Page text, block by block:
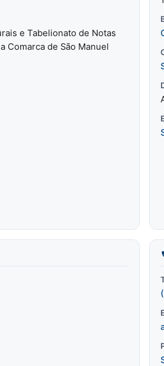
e Tabelionato de Notas
Comarca de São Manuel